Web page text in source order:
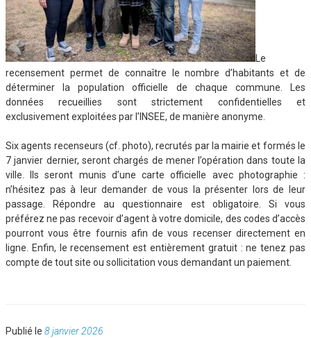
Le
recensement permet de connaître le nombre d’habitants et de
déterminer la population officielle de chaque commune. Les
données recueillies sont strictement confidentielles et
exclusivement exploitées par l’INSEE, de manière anonyme.
Six agents recenseurs (cf. photo), recrutés par la mairie et formés le
7 janvier dernier, seront chargés de mener l’opération dans toute la
ville. Ils seront munis d’une carte officielle avec photographie :
n’hésitez pas à leur demander de vous la présenter lors de leur
passage. Répondre au questionnaire est obligatoire. Si vous
préférez ne pas recevoir d’agent à votre domicile, des codes d’accès
pourront vous être fournis afin de vous recenser directement en
ligne. Enfin, le recensement est entièrement gratuit : ne tenez pas
compte de tout site ou sollicitation vous demandant un paiement.
Publié le Publié
8 janvier 2026